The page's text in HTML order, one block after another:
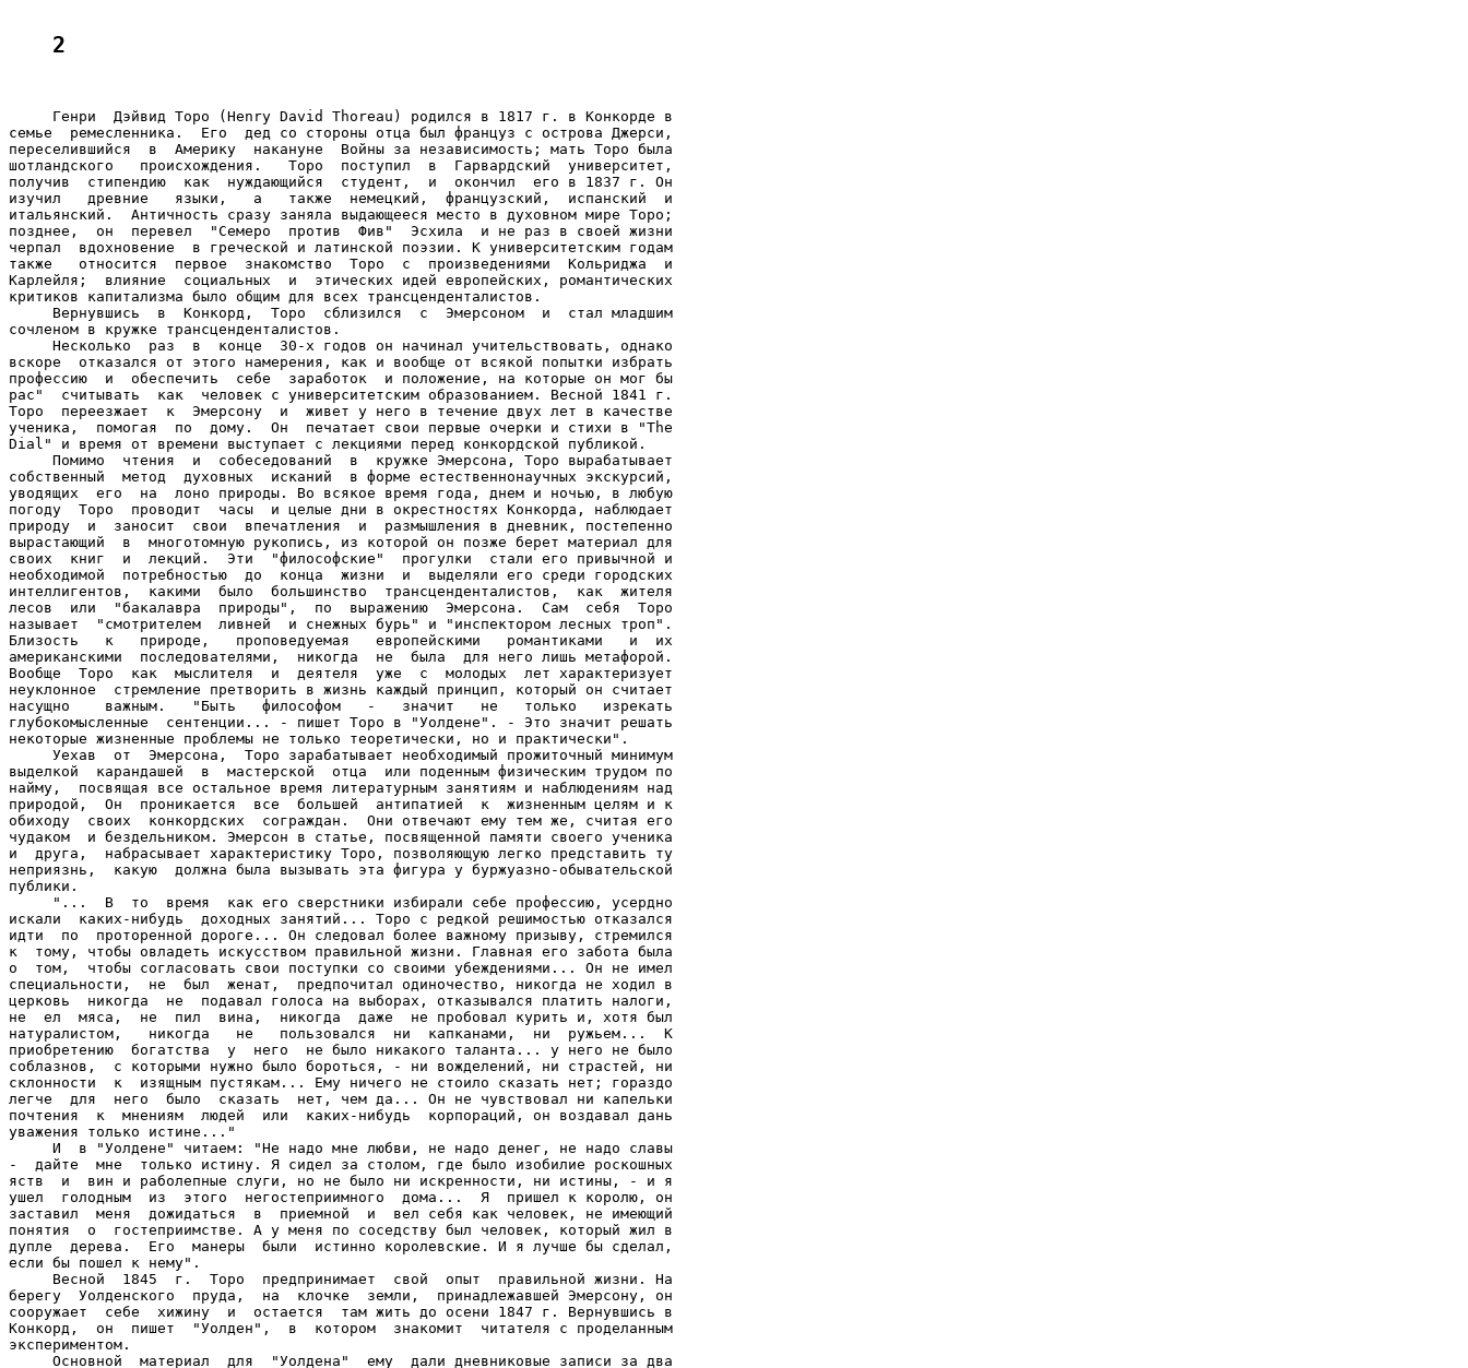
2
     Генри  Дэйвид Торо (Henry David Thoreau) родился в 1817 г. в Конкорде в
семье  ремесленника.  Его  дед со стороны отца был француз с острова Джерси,
переселившийся  в  Америку  накануне  Войны за независимость; мать Торо была
шотландского   происхождения.   Торо  поступил  в  Гарвардский  университет,
получив  стипендию  как  нуждающийся  студент,  и  окончил  его в 1837 г. Он
изучил   древние   языки,   а   также  немецкий,  французский,  испанский  и
итальянский.  Античность сразу заняла выдающееся место в духовном мире Торо;
позднее,  он  перевел  "Семеро  против  Фив"  Эсхила  и не раз в своей жизни
черпал  вдохновение  в греческой и латинской поэзии. К университетским годам
также   относится  первое  знакомство  Торо  с  произведениями  Кольриджа  и
Карлейля;  влияние  социальных  и  этических идей европейских, романтических
критиков капитализма было общим для всех трансценденталистов.
     Вернувшись  в  Конкорд,  Торо  сблизился  с  Эмерсоном  и  стал младшим
сочленом в кружке трансценденталистов.
     Несколько  раз  в  конце  30-х годов он начинал учительствовать, однако
вскоре  отказался от этого намерения, как и вообще от всякой попытки избрать
профессию  и  обеспечить  себе  заработок  и положение, на которые он мог бы
рас"  считывать  как  человек с университетским образованием. Весной 1841 г.
Торо  переезжает  к  Эмерсону  и  живет у него в течение двух лет в качестве
ученика,  помогая  по  дому.  Он  печатает свои первые очерки и стихи в "The
Dial" и время от времени выступает с лекциями перед конкордской публикой.
     Помимо  чтения  и  собеседований  в  кружке Эмерсона, Торо вырабатывает
собственный  метод  духовных  исканий  в форме естественнонаучных экскурсий,
уводящих  его  на  лоно природы. Во всякое время года, днем и ночью, в любую
погоду  Торо  проводит  часы  и целые дни в окрестностях Конкорда, наблюдает
природу  и  заносит  свои  впечатления  и  размышления в дневник, постепенно
вырастающий  в  многотомную рукопись, из которой он позже берет материал для
своих  книг  и  лекций.  Эти  "философские"  прогулки  стали его привычной и
необходимой  потребностью  до  конца  жизни  и  выделяли его среди городских
интеллигентов,  какими  было  большинство  трансценденталистов,  как  жителя
лесов  или  "бакалавра  природы",  по  выражению  Эмерсона.  Сам  себя  Торо
называет  "смотрителем  ливней  и снежных бурь" и "инспектором лесных троп".
Близость   к   природе,   проповедуемая   европейскими   романтиками   и  их
американскими  последователями,  никогда  не  была  для него лишь метафорой.
Вообще  Торо  как  мыслителя  и  деятеля  уже  с  молодых  лет характеризует
неуклонное  стремление претворить в жизнь каждый принцип, который он считает
насущно    важным.   "Быть   философом   -   значит   не   только   изрекать
глубокомысленные  сентенции... - пишет Торо в "Уолдене". - Это значит решать
некоторые жизненные проблемы не только теоретически, но и практически".
     Уехав  от  Эмерсона,  Торо зарабатывает необходимый прожиточный минимум
выделкой  карандашей  в  мастерской  отца  или поденным физическим трудом по
найму,  посвящая все остальное время литературным занятиям и наблюдениям над
природой,  Он  проникается  все  большей  антипатией  к  жизненным целям и к
обиходу  своих  конкордских  сограждан.  Они отвечают ему тем же, считая его
чудаком  и бездельником. Эмерсон в статье, посвященной памяти своего ученика
и  друга,  набрасывает характеристику Торо, позволяющую легко представить ту
неприязнь,  какую  должна была вызывать эта фигура у буржуазно-обывательской
публики.
     "...  В  то  время  как его сверстники избирали себе профессию, усердно
искали  каких-нибудь  доходных занятий... Торо с редкой решимостью отказался
идти  по  проторенной дороге... Он следовал более важному призыву, стремился
к  тому, чтобы овладеть искусством правильной жизни. Главная его забота была
о  том,  чтобы согласовать свои поступки со своими убеждениями... Он не имел
специальности,  не  был  женат,  предпочитал одиночество, никогда не ходил в
церковь  никогда  не  подавал голоса на выборах, отказывался платить налоги,
не  ел  мяса,  не  пил  вина,  никогда  даже  не пробовал курить и, хотя был
натуралистом,   никогда   не   пользовался  ни  капканами,  ни  ружьем...  К
приобретению  богатства  у  него  не было никакого таланта... у него не было
соблазнов,  с которыми нужно было бороться, - ни вожделений, ни страстей, ни
склонности  к  изящным пустякам... Ему ничего не стоило сказать нет; гораздо
легче  для  него  было  сказать  нет, чем да... Он не чувствовал ни капельки
почтения  к  мнениям  людей  или  каких-нибудь  корпораций, он воздавал дань
уважения только истине..."
     И  в "Уолдене" читаем: "Не надо мне любви, не надо денег, не надо славы
-  дайте  мне  только истину. Я сидел за столом, где было изобилие роскошных
яств  и  вин и раболепные слуги, но не было ни искренности, ни истины, - и я
ушел  голодным  из  этого  негостеприимного  дома...  Я  пришел к королю, он
заставил  меня  дожидаться  в  приемной  и  вел себя как человек, не имеющий
понятия  о  гостеприимстве. А у меня по соседству был человек, который жил в
дупле  дерева.  Его  манеры  были  истинно королевские. И я лучше бы сделал,
если бы пошел к нему".
     Весной  1845  г.  Торо  предпринимает  свой  опыт  правильной жизни. На
берегу  Уолденского  пруда,  на  клочке  земли,  принадлежавшей Эмерсону, он
сооружает  себе  хижину  и  остается  там жить до осени 1847 г. Вернувшись в
Конкорд,  он  пишет  "Уолден",  в  котором  знакомит  читателя с проделанным
экспериментом.
     Основной  материал  для  "Уолдена"  ему  дали дневниковые записи за два